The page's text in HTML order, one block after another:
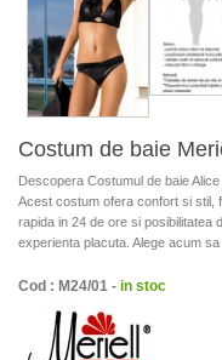
Costum de baie
Descopera Costumul de baie
Acest costum ofera confort si stil,
rapida in 24 de ore si posibilitatea
experienta placuta. Alege acum
Cod : M24/01 - in stoc